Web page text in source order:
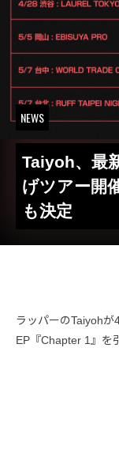
NEWS
Taiyoh、最
げツアー開
も決定
ラッパーのTaiyoh
EP『Chapter 1』を